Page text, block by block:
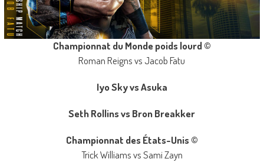
Championnat du Monde poids lourd ©
Roman Reigns vs Jacob Fatu
Iyo Sky vs Asuka
Seth Rollins vs Bron Breakker
Championnat des États-Unis ©
Trick Williams vs Sami Zayn